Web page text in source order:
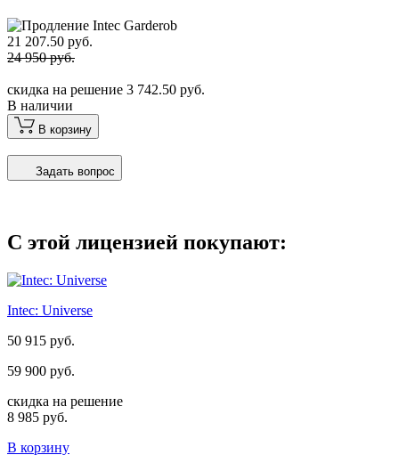
21 207.50 руб.
24 950 руб.
скидка на решение 3 742.50 руб.
В наличии
В корзину
Задать вопрос
С этой лицензией покупают:
Intec: Universe
50 915 руб.
59 900 руб.
скидка на решение
8 985 руб.
В корзину